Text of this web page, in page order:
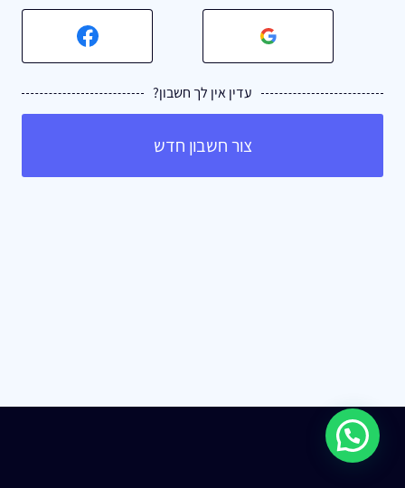
עדין אין לך חשבון?
צור חשבון חדש